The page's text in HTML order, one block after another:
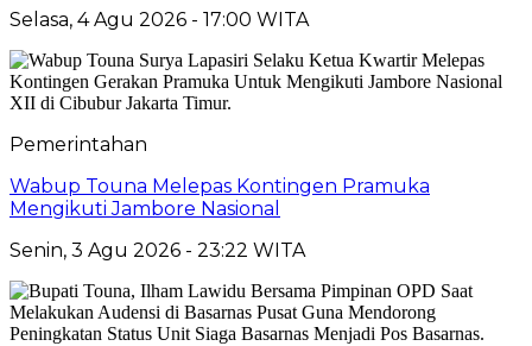
Selasa, 4 Agu 2026 - 17:00 WITA
Pemerintahan
Wabup Touna Melepas Kontingen Pramuka
Mengikuti Jambore Nasional
Senin, 3 Agu 2026 - 23:22 WITA